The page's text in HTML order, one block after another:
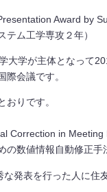
Award by
ム工学専攻２年）
大学が主体となって
際会議です。
おりです。
Correction in
の数値情報自動修正手
発表を行った人に住